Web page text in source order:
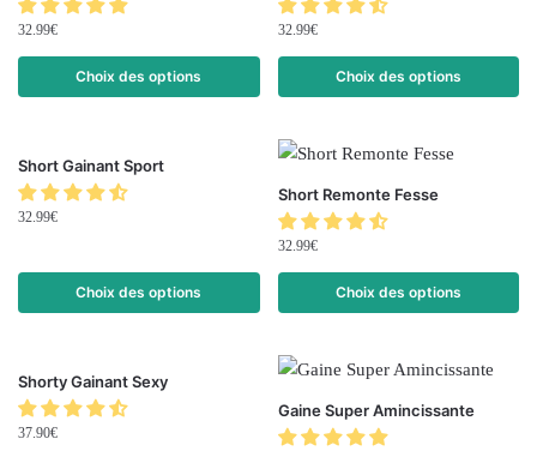
32.99€
Choix des options
32.99€
Choix des options
Short Gainant Sport
32.99€
Choix des options
Short Remonte Fesse
32.99€
Choix des options
Shorty Gainant Sexy
37.90€
Gaine Super Amincissante